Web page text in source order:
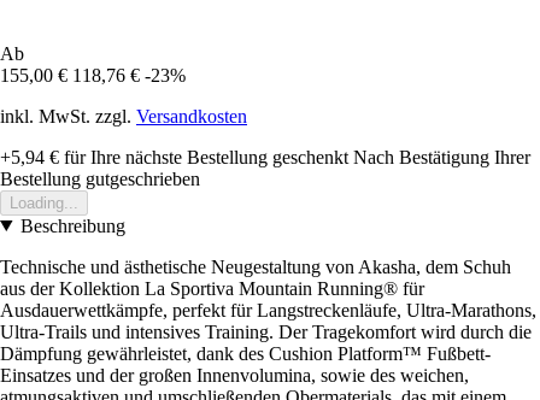
Ab
155,00 € 118,76 € -23%
inkl. MwSt. zzgl. Versandkosten
+5,94 € für Ihre nächste Bestellung geschenkt Nach Bestätigung Ihrer
Bestellung gutgeschrieben
Loading...
Beschreibung
Technische und ästhetische Neugestaltung von Akasha, dem Schuh
aus der Kollektion La Sportiva Mountain Running® für
Ausdauerwettkämpfe, perfekt für Langstreckenläufe, Ultra-Marathons,
Ultra-Trails und intensives Training. Der Tragekomfort wird durch die
Dämpfung gewährleistet, dank des Cushion Platform™ Fußbett-
Einsatzes und der großen Innenvolumina, sowie des weichen,